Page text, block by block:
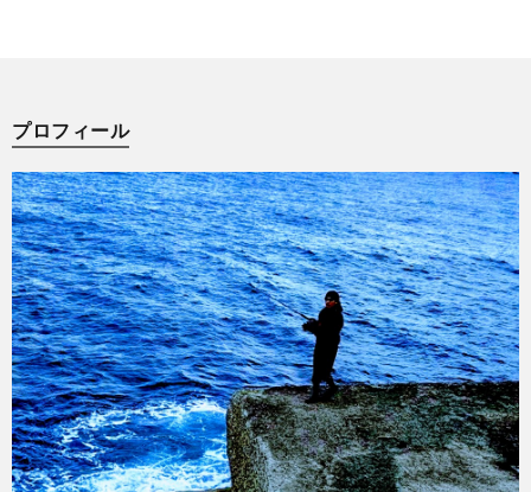
プロフィール